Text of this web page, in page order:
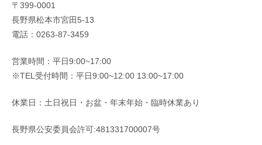
〒399-0001
長野県松本市宮田5-13
電話：0263-87-3459
営業時間：平日9:00~17:00
※TEL受付時間：平日9:00~12:00 13:00~17:00
休業日：土日祝日・お盆・年末年始・臨時休業あり
長野県公安委員会許可:481331700007号